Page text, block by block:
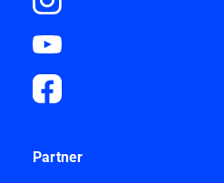
Partner